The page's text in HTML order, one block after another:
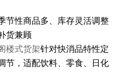
节性商品多、库存灵活调整
货兼顾
楼式货架针对快消品特性定
节，适配饮料、零食、日化